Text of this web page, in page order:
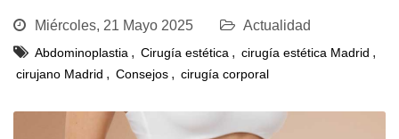
Miércoles, 21 Mayo 2025 Actualidad
Abdominoplastia , Cirugía estética , cirugía estética Madrid ,
cirujano Madrid , Consejos , cirugía corporal